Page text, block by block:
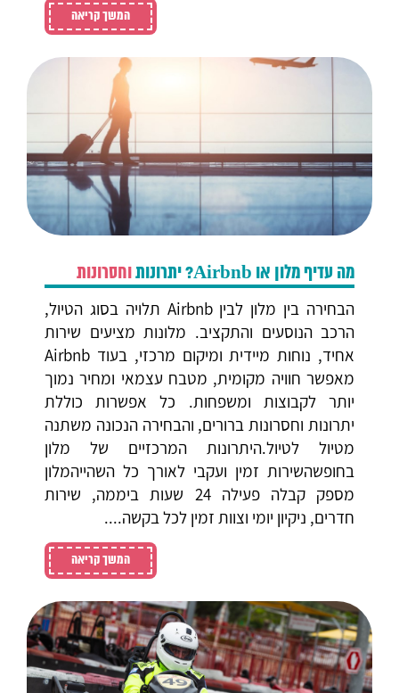
המשך קריאה
מה עדיף מלון או Airbnb? יתרונות וחסרונות
הבחירה בין מלון לבין Airbnb תלויה בסוג הטיול,
הרכב הנוסעים והתקציב. מלונות מציעים שירות
אחיד, נוחות מיידית ומיקום מרכזי, בעוד Airbnb
מאפשר חוויה מקומית, מטבח עצמאי ומחיר נמוך
יותר לקבוצות ומשפחות. כל אפשרות כוללת
יתרונות וחסרונות ברורים, והבחירה הנכונה משתנה
מטיול לטיול.היתרונות המרכזיים של מלון
בחופשהשירות זמין ועקבי לאורך כל השהייהמלון
מספק קבלה פעילה 24 שעות ביממה, שירות
חדרים, ניקיון יומי וצוות זמין לכל בקשה....
המשך קריאה